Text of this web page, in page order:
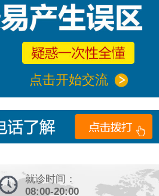
点击开始交流
就诊时间：
08:00-20:00